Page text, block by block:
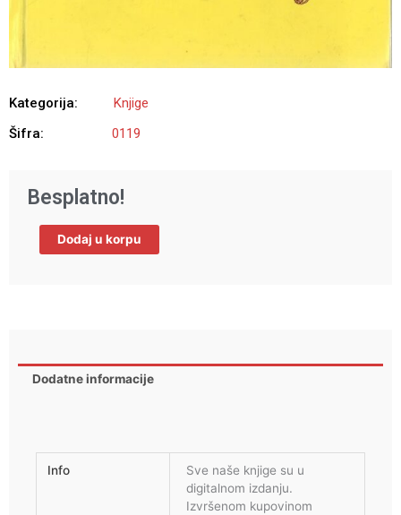
Kategorija:
Knjige
Šifra:
0119
Besplatno!
Najbolje
godineDodaj u korpu
Dodatne informacije
Info
Sve naše knjige su u
digitalnom izdanju.
Izvršenom kupovinom